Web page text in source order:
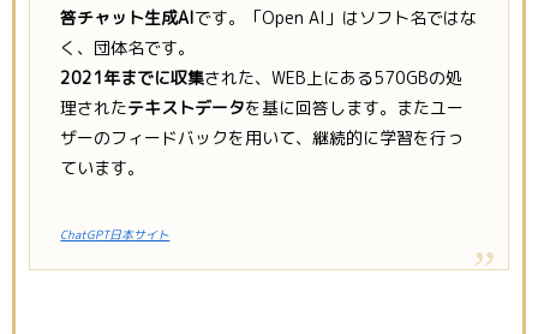
答チャット生成AIです。「Open AI」はソフト名ではな
く、団体名です。
2021年までに収集された、WEB上にある570GBの処
理されたテキストデータを基に回答します。またユー
ザーのフィードバックを用いて、継続的に学習を行っ
ています。
ChatGPT日本サイト